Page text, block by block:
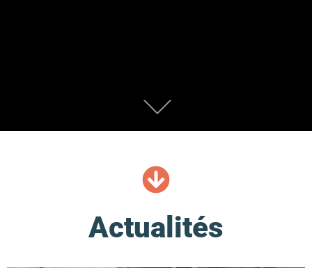
Actualités